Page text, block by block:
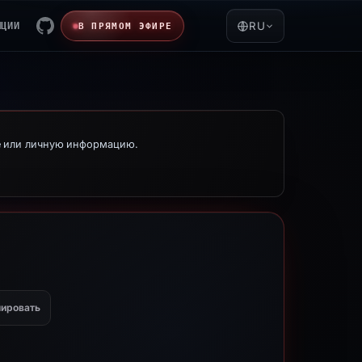
В ПРЯМОМ ЭФИРЕ RU
или личную информацию.